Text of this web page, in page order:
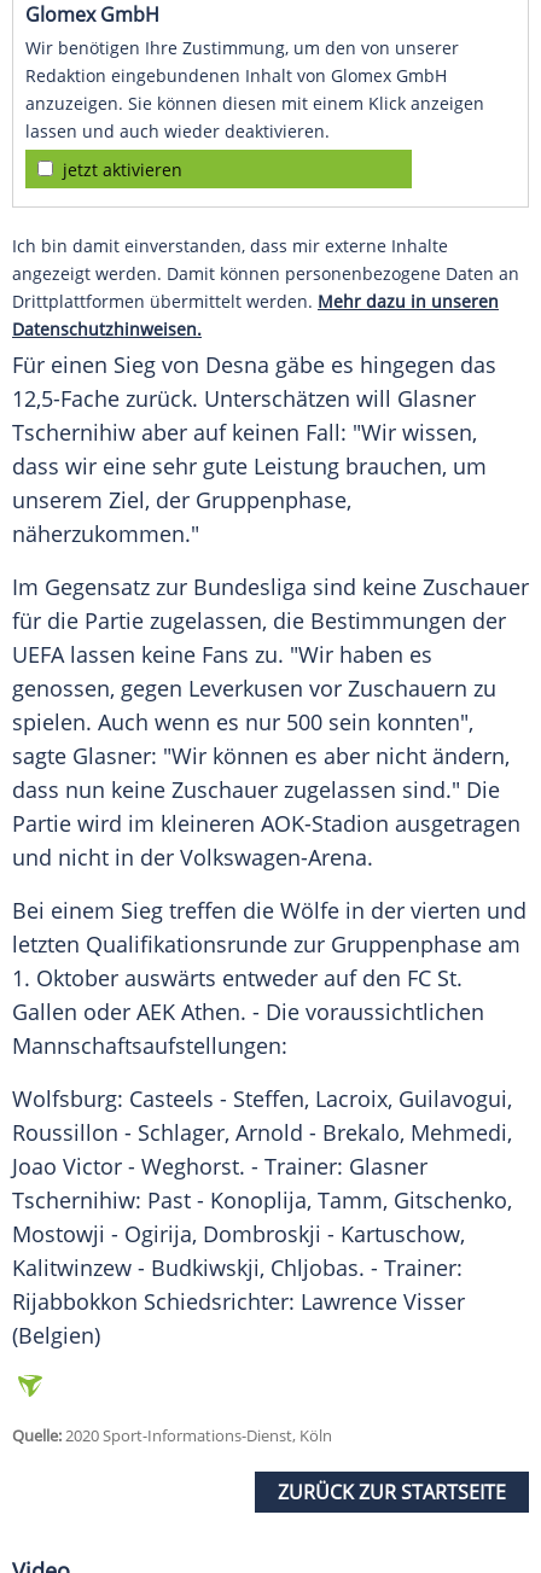
Glomex GmbH
Wir benötigen Ihre Zustimmung, um den von unserer
Redaktion eingebundenen Inhalt von Glomex GmbH
anzuzeigen. Sie können diesen mit einem Klick anzeigen
lassen und auch wieder deaktivieren.
jetzt aktivieren
Ich bin damit einverstanden, dass mir externe Inhalte
angezeigt werden. Damit können personenbezogene Daten an
Drittplattformen übermittelt werden. Mehr dazu in unseren
Datenschutzhinweisen.
Für einen Sieg von Desna gäbe es hingegen das
12,5-Fache zurück. Unterschätzen will Glasner
Tschernihiw aber auf keinen Fall: "Wir wissen,
dass wir eine sehr gute Leistung brauchen, um
unserem Ziel, der Gruppenphase,
näherzukommen."
Im Gegensatz zur Bundesliga sind keine Zuschauer
für die Partie zugelassen, die Bestimmungen der
UEFAlassen keine Fans zu. "Wir haben es
genossen, gegen Leverkusen vor Zuschauern zu
spielen. Auch wenn es nur 500 sein konnten",
sagte Glasner: "Wir können es aber nicht ändern,
dass nun keine Zuschauer zugelassen sind." Die
Partie wird im kleineren AOK-Stadion ausgetragen
und nicht in der Volkswagen-Arena.
Bei einem Sieg treffen die Wölfe in der vierten und
letzten Qualifikationsrunde zur Gruppenphase am
1. Oktober auswärts entweder auf den FC St.
Gallen oder AEK Athen. - Die voraussichtlichen
Mannschaftsaufstellungen:
Wolfsburg: Casteels - Steffen, Lacroix, Guilavogui,
Roussillon - Schlager, Arnold - Brekalo, Mehmedi,
Joao Victor - Weghorst. - Trainer: Glasner
Tschernihiw: Past - Konoplija, Tamm, Gitschenko,
Mostowji - Ogirija, Dombroskji - Kartuschow,
Kalitwinzew - Budkiwskji, Chljobas. - Trainer:
Rijabbokkon Schiedsrichter: Lawrence Visser
(Belgien)
Quelle:2020 Sport-Informations-Dienst, Köln
ZURÜCK ZUR STARTSEITE